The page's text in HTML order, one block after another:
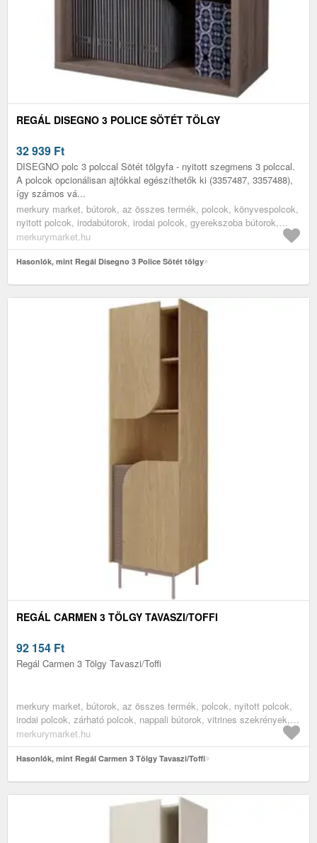
REGÁL DISEGNO 3 POLICE SÖTÉT TÖLGY
32 939 Ft
DISEGNO polc 3 polccal Sötét tölgyfa - nyitott szegmens 3 polccal.
A polcok opcionálisan ajtókkal egészíthetők ki (3357487, 3357488),
így számos vá...
merkury market, bútorok, az összes termék, polcok, könyvespolcok,
nyitott polcok, irodabútorok, irodai polcok, gyerekszoba bútorok,
könyves polcok gyerekszobába
merkurymarket.hu
Hasonlók, mint Regál Disegno 3 Police Sötét tölgy
REGÁL CARMEN 3 TÖLGY TAVASZI/TOFFI
92 154 Ft
Regál Carmen 3 Tölgy Tavaszi/Toffi
merkury market, bútorok, az összes termék, polcok, nyitott polcok,
irodai polcok, zárható polcok, nappali bútorok, vitrines szekrények,
irodabútorok
merkurymarket.hu
Hasonlók, mint Regál Carmen 3 Tölgy Tavaszi/Toffi